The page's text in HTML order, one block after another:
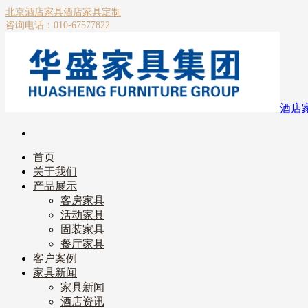
北京酒店家具酒店家具定制
咨询电话：010-67577822
酒店
首页
关于我们
产品展示
客房家具
活动家具
固装家具
餐厅家具
客户案例
家具新闻
家具新闻
酒店资讯